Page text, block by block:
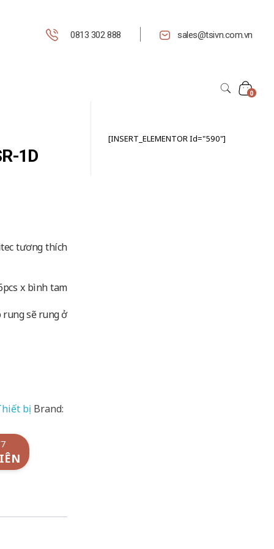
0813 302 888 sales@tsivn.com.vn
0
1D
tương thích
x bình tam
rung sẽ rung ở
bị Brand:
[INSERT_ELEMENTOR Id="590"]